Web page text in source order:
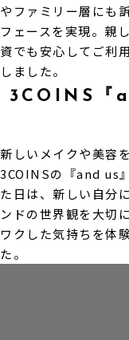
やファミリー層にも
フェースを実現。親
資でも安心してご利
しました。
3COINS『
新しいメイクや美容
3COINSの『and us
た日は、新しい自分
ンドの世界観を大切
ワクした気持ちを体
た。